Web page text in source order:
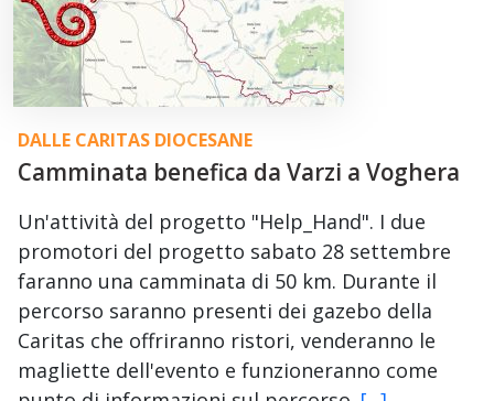
DALLE CARITAS DIOCESANE
Camminata benefica da Varzi a Voghera
Un'attività del progetto "Help_Hand". I due
promotori del progetto sabato 28 settembre
faranno una camminata di 50 km. Durante il
percorso saranno presenti dei gazebo della
Caritas che offriranno ristori, venderanno le
magliette dell'evento e funzioneranno come